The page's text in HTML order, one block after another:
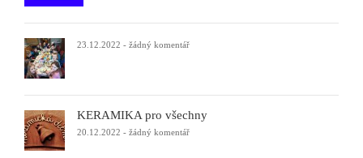
23.12.2022 - žádný komentář
KERAMIKA pro všechny
20.12.2022 - žádný komentář